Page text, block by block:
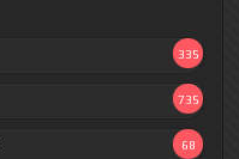
335
735
68